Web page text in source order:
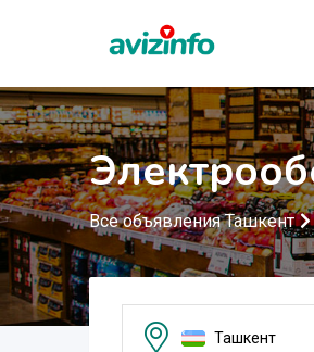
Все объявления Ташкент
Ташкент